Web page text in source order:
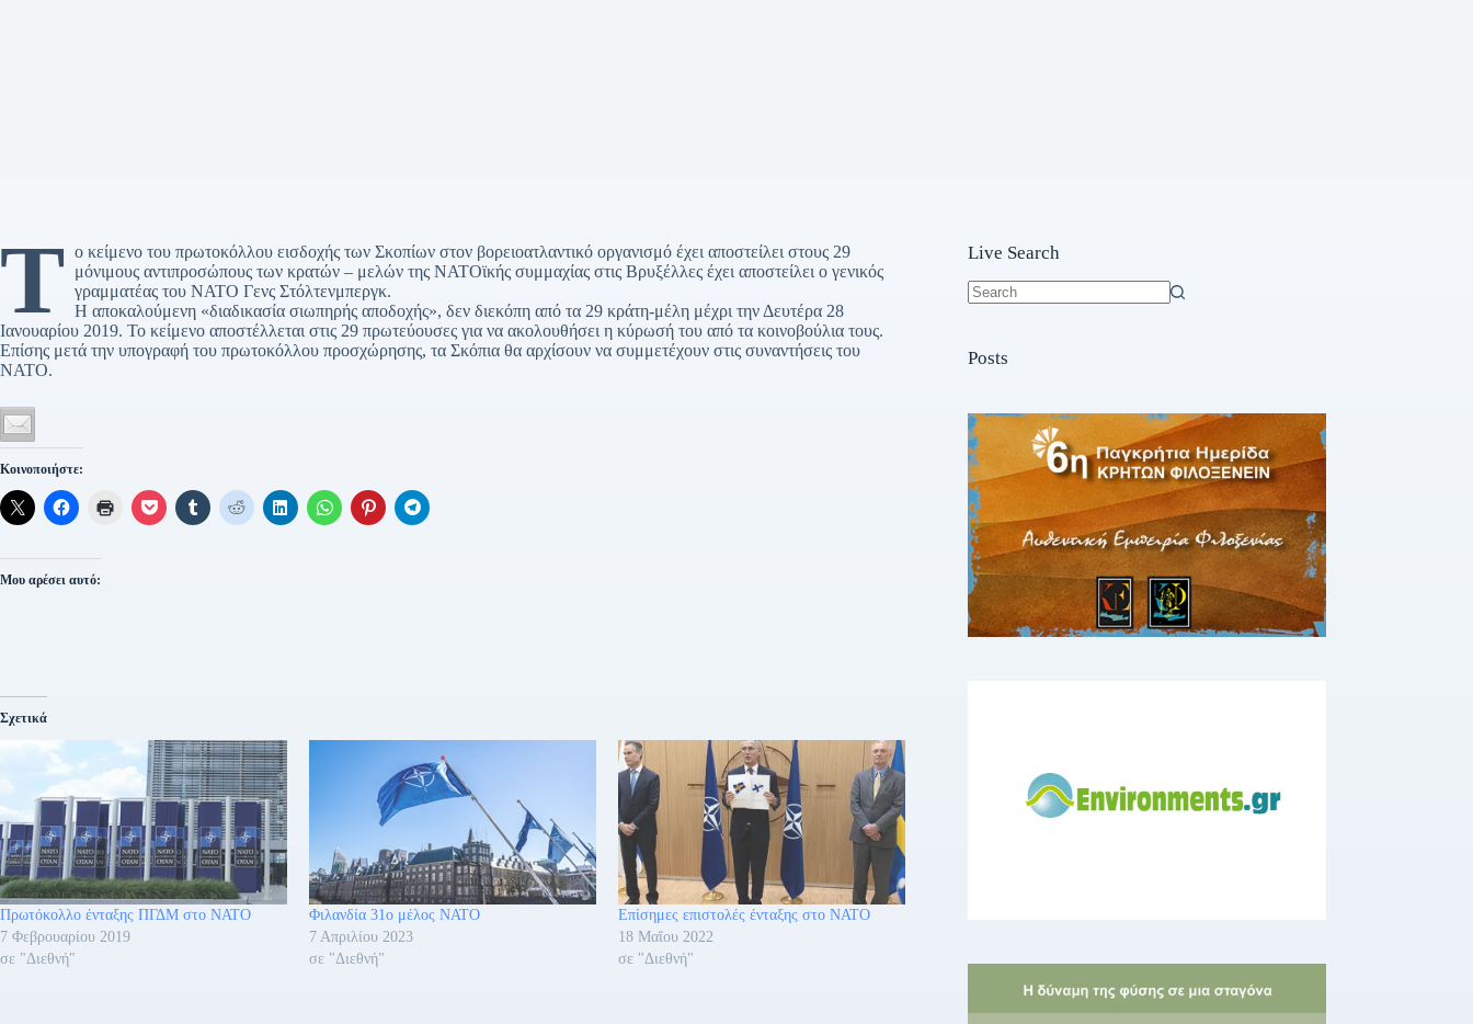
Τ ο κείμενο του πρωτοκόλλου εισδοχής των Σκοπίων στον βορειοατλαντικό οργανισμό έχει αποστείλει στους 29
μόνιμους αντιπροσώπους των κρατών – μελών της ΝΑΤΟϊκής συμμαχίας στις Βρυξέλλες έχει αποστείλει ο γενικός
γραμματέας του ΝΑΤΟ Γενς Στόλτενμπεργκ.
Η αποκαλούμενη «διαδικασία σιωπηρής αποδοχής», δεν διεκόπη από τα 29 κράτη-μέλη μέχρι την Δευτέρα 28
Ιανουαρίου 2019. Το κείμενο αποστέλλεται στις 29 πρωτεύουσες για να ακολουθήσει η κύρωσή του από τα κοινοβούλια τους.
Επίσης μετά την υπογραφή του πρωτοκόλλου προσχώρησης, τα Σκόπια θα αρχίσουν να συμμετέχουν στις συναντήσεις του
ΝΑΤΟ.
Κοινοποιήστε:
Μου αρέσει αυτό:
Σχετικά
Πρωτόκολλο ένταξης ΠΓΔΜ στο ΝΑΤΟ
7 Φεβρουαρίου 2019
σε "Διεθνή"
Φιλανδία 31ο μέλος ΝΑΤΟ
7 Απριλίου 2023
σε "Διεθνή"
Επίσημες επιστολές ένταξης στο ΝΑΤΟ
18 Μαΐου 2022
σε "Διεθνή"
Live Search
Posts